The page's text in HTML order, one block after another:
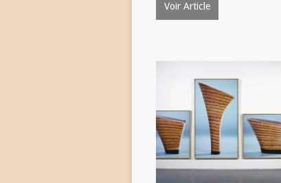
Voir Article